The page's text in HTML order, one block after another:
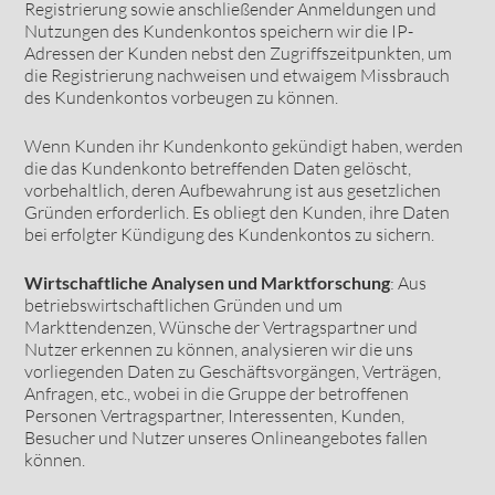
Registrierung sowie anschließender Anmeldungen und
Nutzungen des Kundenkontos speichern wir die IP-
Adressen der Kunden nebst den Zugriffszeitpunkten, um
die Registrierung nachweisen und etwaigem Missbrauch
des Kundenkontos vorbeugen zu können.
Wenn Kunden ihr Kundenkonto gekündigt haben, werden
die das Kundenkonto betreffenden Daten gelöscht,
vorbehaltlich, deren Aufbewahrung ist aus gesetzlichen
Gründen erforderlich. Es obliegt den Kunden, ihre Daten
bei erfolgter Kündigung des Kundenkontos zu sichern.
Wirtschaftliche Analysen und Marktforschung: Aus
betriebswirtschaftlichen Gründen und um
Markttendenzen, Wünsche der Vertragspartner und
Nutzer erkennen zu können, analysieren wir die uns
vorliegenden Daten zu Geschäftsvorgängen, Verträgen,
Anfragen, etc., wobei in die Gruppe der betroffenen
Personen Vertragspartner, Interessenten, Kunden,
Besucher und Nutzer unseres Onlineangebotes fallen
können.